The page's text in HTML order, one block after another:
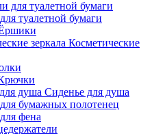
туалетной бумаги
Косметические
Сиденье для душа
бумажных полотенец
фена